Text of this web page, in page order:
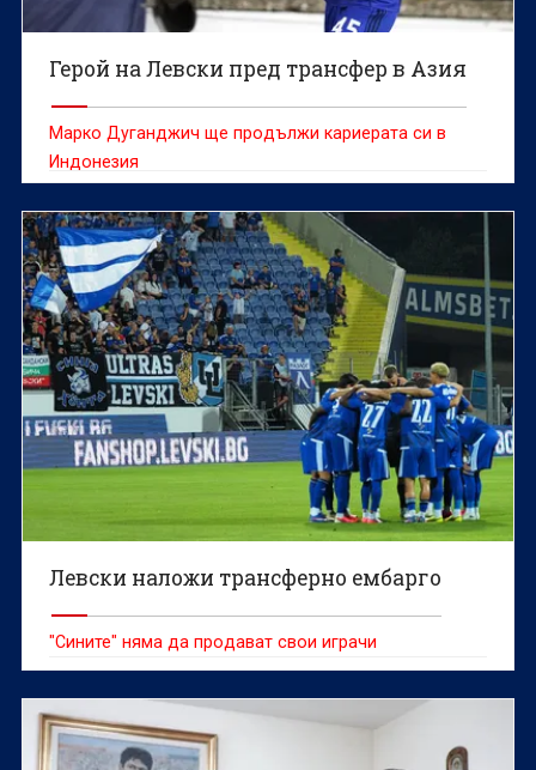
Герой на Левски пред трансфер в Азия
Марко Дуганджич ще продължи кариерата си в
Индонезия
Левски наложи трансферно ембарго
"Сините" няма да продават свои играчи